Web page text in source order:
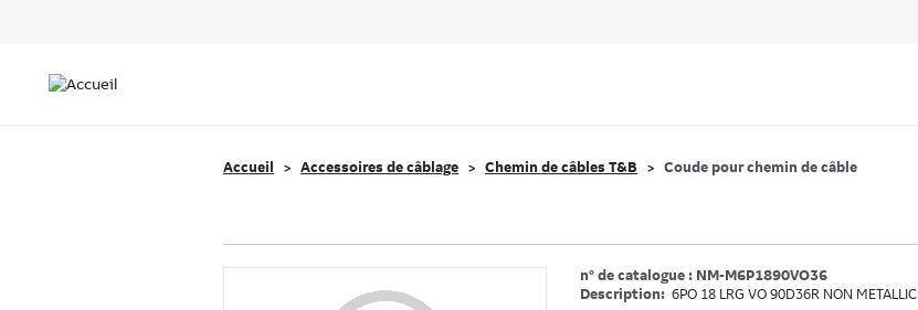
navigation
Accueil Accessoires de câblage Chemin de câbles T&B Coude pour chemin de câble
n° de catalogue : NM-M6P1890VO36
Description: 6PO 18 LRG VO 90D36R NON METALLIC